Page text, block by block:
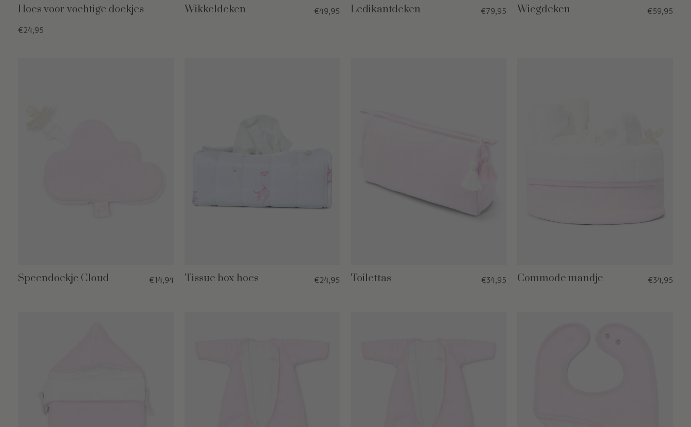
Hoes voor vochtige doekjes
€24,95
Wikkeldeken €49,95 Ledikantdeken €79,95 Wiegdeken €59,95
Speendoekje Cloud €14,94 Tissue box hoes €24,95 Toilettas €34,95 Commode mandje €34,95